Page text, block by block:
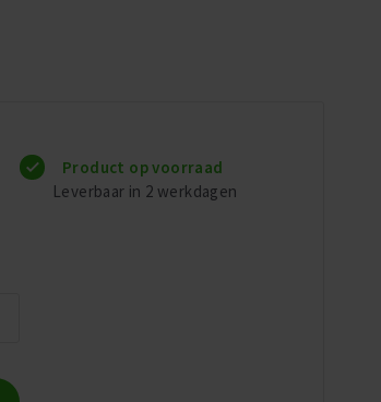
Product op voorraad
Leverbaar in 2 werkdagen